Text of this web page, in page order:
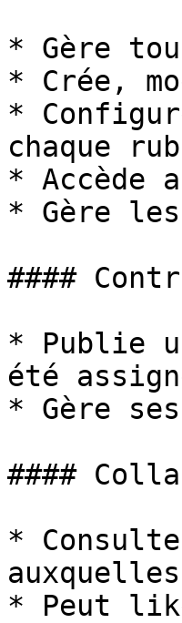
* Gère
* Crée,
*
chaque
* Accède
* Gère
####
* Publie
été
* Gère
####
*
* Peut